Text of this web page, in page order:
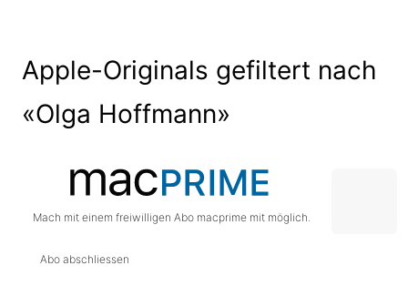
Apple-Originals gefiltert nach
«Olga Hoffmann»
Mach mit einem freiwilligen Abo macprime mit möglich.
Abo abschliessen